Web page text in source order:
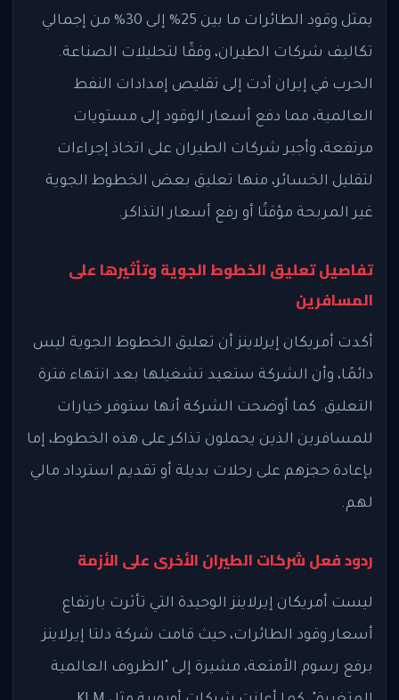
يمثل وقود الطائرات ما بين 25% إلى 30% من إجمالي
تكاليف شركات الطيران، وفقًا لتحليلات الصناعة.
الحرب في إيران أدت إلى تقليص إمدادات النفط
العالمية، مما دفع أسعار الوقود إلى مستويات
مرتفعة، وأجبر شركات الطيران على اتخاذ إجراءات
لتقليل الخسائر، منها تعليق بعض الخطوط الجوية
غير المربحة مؤقتًا أو رفع أسعار التذاكر.
تفاصيل تعليق الخطوط الجوية وتأثيرها على
المسافرين
أكدت أمريكان إيرلاينز أن تعليق الخطوط الجوية ليس
دائمًا، وأن الشركة ستعيد تشغيلها بعد انتهاء فترة
التعليق. كما أوضحت الشركة أنها ستوفر خيارات
للمسافرين الذين يحملون تذاكر على هذه الخطوط، إما
بإعادة حجزهم على رحلات بديلة أو تقديم استرداد مالي
لهم.
ردود فعل شركات الطيران الأخرى على الأزمة
ليست أمريكان إيرلاينز الوحيدة التي تأثرت بارتفاع
أسعار وقود الطائرات، حيث قامت شركة دلتا إيرلاينز
برفع رسوم الأمتعة، مشيرة إلى "الظروف العالمية